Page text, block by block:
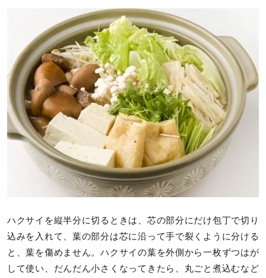
ハクサイを縦半分に切るときは、芯の部分にだけ包丁で切り
込みを入れて、葉の部分は芯に沿って手で裂くように分ける
と、葉を傷めません。ハクサイの葉を外側から一枚ずつはが
して使い、だんだん小さくなってきたら、丸ごと煮込むなど